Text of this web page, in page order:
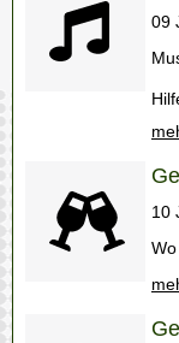
09
10